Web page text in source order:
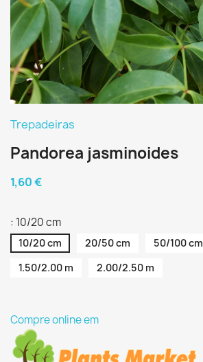
Trepadeiras
Pandorea jasminoides
1,60 €
: 10/20 cm
10/20 cm 20/50 cm 50/100 cm
1.50/2.00 m
2.00/2.50 m
Compre online em